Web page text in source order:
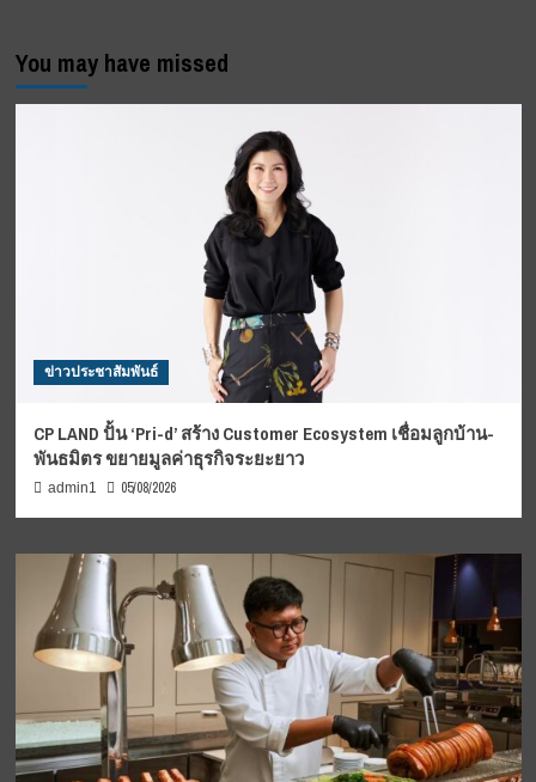
You may have missed
ข่าวประชาสัมพันธ์
CP LAND ปั้น ‘Pri-d’ สร้าง Customer Ecosystem เชื่อมลูกบ้าน-
พันธมิตร ขยายมูลค่าธุรกิจระยะยาว
admin1 05/08/2026